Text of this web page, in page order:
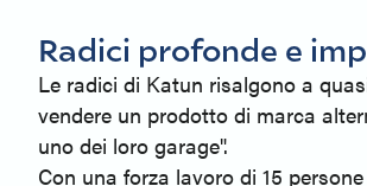
Radici profonde e
Le radici di Katun risalgono a
vendere un prodotto di marca
uno dei loro garage".
Con una forza lavoro di 15